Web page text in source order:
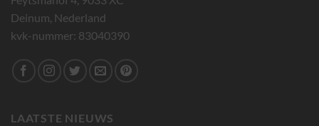
Deinum, Nederland
kvk-nummer: 83040390
LAATSTE NIEUWS